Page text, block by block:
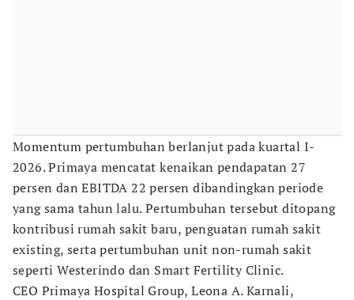
Momentum pertumbuhan berlanjut pada kuartal I-
2026. Primaya mencatat kenaikan pendapatan 27
persen dan EBITDA 22 persen dibandingkan periode
yang sama tahun lalu. Pertumbuhan tersebut ditopang
kontribusi rumah sakit baru, penguatan rumah sakit
existing, serta pertumbuhan unit non-rumah sakit
seperti Westerindo dan Smart Fertility Clinic.
CEO Primaya Hospital Group, Leona A. Karnali,